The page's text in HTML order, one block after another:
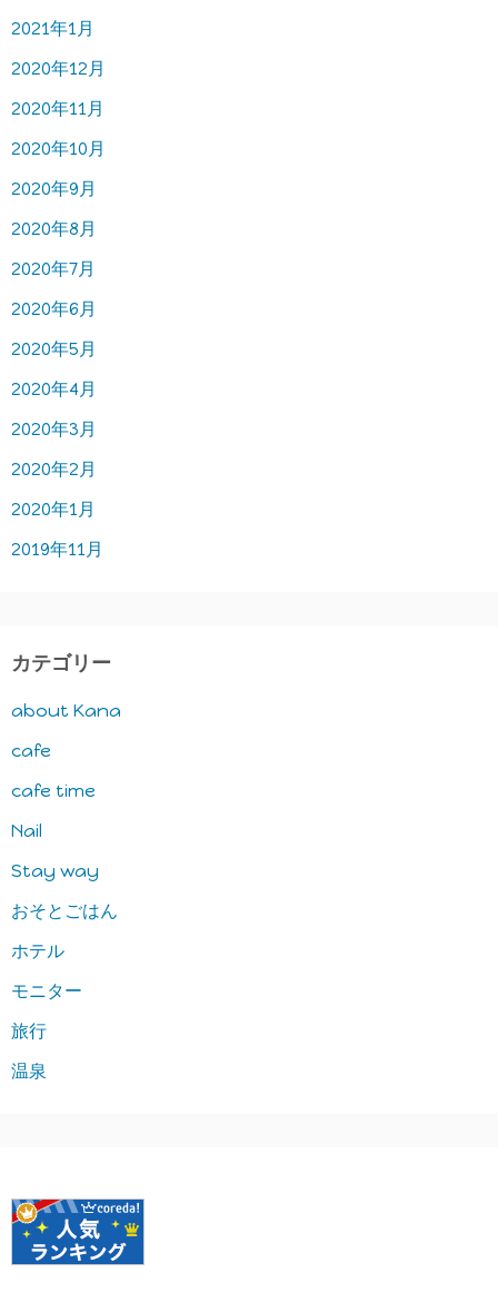
2021年1月
2020年12月
2020年11月
2020年10月
2020年9月
2020年8月
2020年7月
2020年6月
2020年5月
2020年4月
2020年3月
2020年2月
2020年1月
2019年11月
カテゴリー
about Kana
cafe
cafe time
Nail
Stay way
おそとごはん
ホテル
モニター
旅行
温泉